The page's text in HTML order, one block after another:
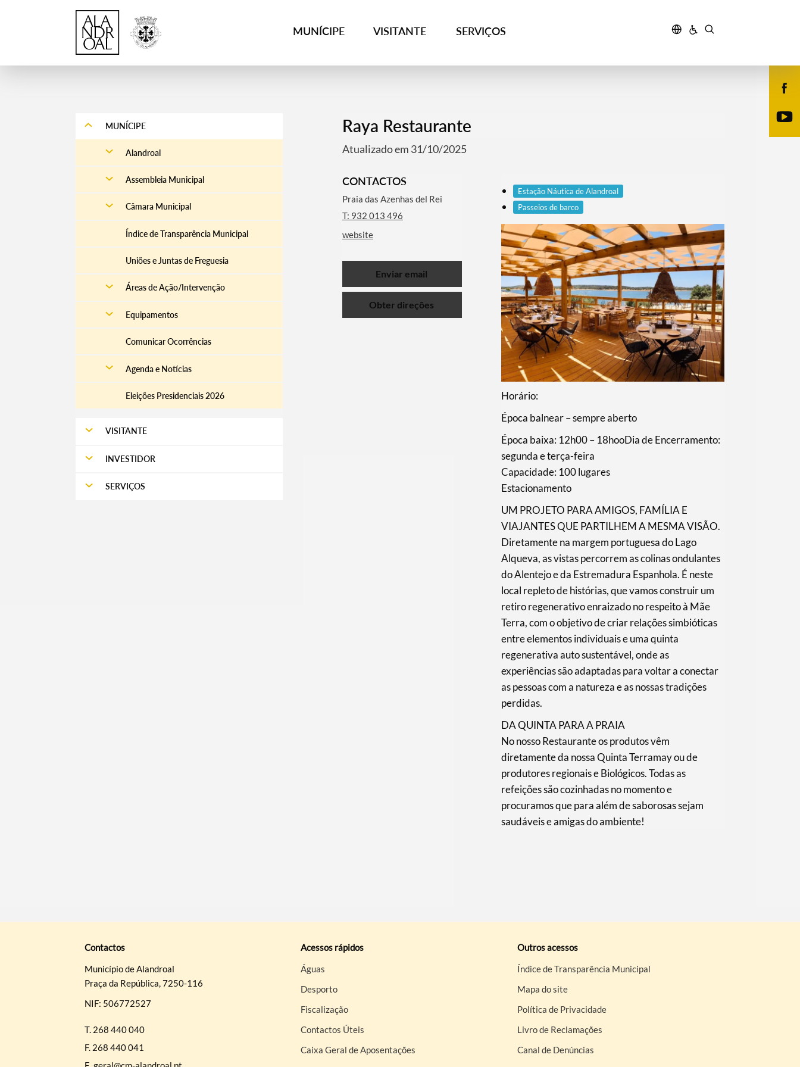
MUNÍCIPE VISITANTE SERVIÇOS
MUNÍCIPE
Alandroal
Assembleia Municipal
Câmara Municipal
Índice de Transparência Municipal
Uniões e Juntas de Freguesia
Áreas de Ação/Intervenção
Equipamentos
Comunicar Ocorrências
Agenda e Notícias
Eleições Presidenciais 2026
VISITANTE
INVESTIDOR
SERVIÇOS
Raya Restaurante
Atualizado em 31/10/2025
CONTACTOS
Praia das Azenhas del Rei
T: 932 013 496
website
Enviar email
Obter direções
Estação Náutica de Alandroal
Passeios de barco
Horário:
Época balnear – sempre aberto
Época baixa: 12h00 – 18hooDia de Encerramento:
segunda e terça-feira
Capacidade: 100 lugares
Estacionamento
UM PROJETO PARA AMIGOS, FAMÍLIA E
VIAJANTES QUE PARTILHEM A MESMA VISÃO.
Diretamente na margem portuguesa do Lago
Alqueva, as vistas percorrem as colinas ondulantes
do Alentejo e da Estremadura Espanhola. É neste
local repleto de histórias, que vamos construir um
retiro regenerativo enraizado no respeito à Mãe
Terra, com o objetivo de criar relações simbióticas
entre elementos individuais e uma quinta
regenerativa auto sustentável, onde as
experiências são adaptadas para voltar a conectar
as pessoas com a natureza e as nossas tradições
perdidas.
DA QUINTA PARA A PRAIA
No nosso Restaurante os produtos vêm
diretamente da nossa Quinta Terramay ou de
produtores regionais e Biológicos. Todas as
refeições são cozinhadas no momento e
procuramos que para além de saborosas sejam
saudáveis e amigas do ambiente!
Contactos
Município de Alandroal
Praça da República, 7250-116
NIF: 506772527
T. 268 440 040
F. 268 440 041
Acessos rápidos
Águas
Desporto
Fiscalização
Contactos Úteis
Caixa Geral de Aposentações
Outros acessos
Índice de Transparência Municipal
Mapa do site
Política de Privacidade
Livro de Reclamações
Canal de Denúncias